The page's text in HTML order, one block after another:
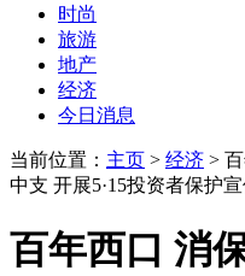
时尚
旅游
地产
经济
今日消息
当前位置： 主页 > 经济 >
中支 开展5·15投资者保护
百年西口 消